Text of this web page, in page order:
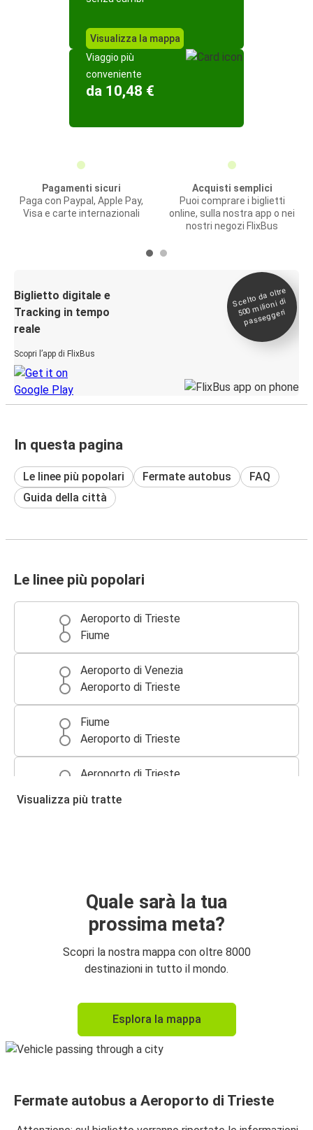
Visualizza la mappa
Viaggio più
conveniente
da 10,48 €
Pagamenti sicuri
Paga con Paypal, Apple Pay,
Visa e carte internazionali
Acquisti semplici
Puoi comprare i biglietti
online, sulla nostra app o nei
nostri negozi FlixBus
Biglietto digitale e
Tracking in tempo
reale
Scopri l’app di FlixBus
Scelto da oltre
500
milioni di
passeggeri
In questa pagina
Le linee più popolari Fermate autobus
FAQ
Guida della città
Le linee più popolari
Aeroporto di Trieste
Fiume
Aeroporto di Venezia
Aeroporto di Trieste
Fiume
Aeroporto di Trieste
Aeroporto di Trieste
Aeroporto di Trieste
Venezia
Aeroporto di Trieste
Zagabria
Aeroporto di Trieste
Rovigno
Visualizza più tratte
Quale sarà la tua
prossima meta?
Scopri la nostra mappa con oltre 8000
destinazioni in tutto il mondo.
Esplora la mappa
Fermate autobus a Aeroporto di Trieste